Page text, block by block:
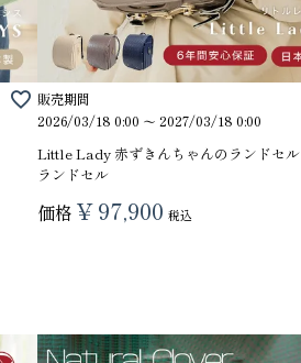
販売期間
2026/03/18 0:00 〜 2027/03/18 0:00
Little Lady 赤ずきんちゃんのランドセル
ランドセル
価格 ¥97,900 税込